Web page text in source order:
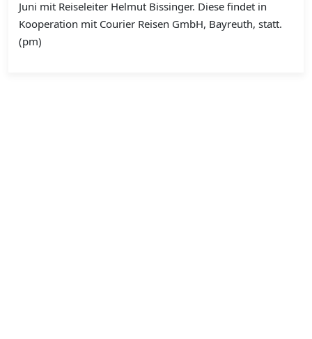
Juni mit Reiseleiter Helmut Bissinger. Diese findet in
Kooperation mit Courier Reisen GmbH, Bayreuth, statt.
(pm)